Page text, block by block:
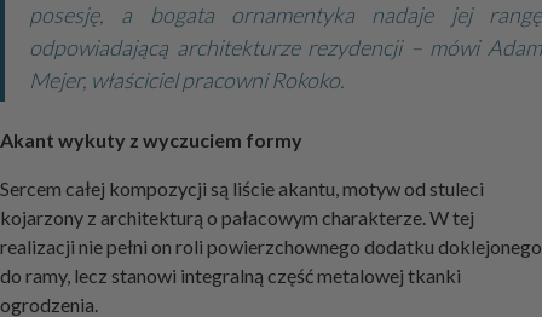
posesję, a bogata ornamentyka nadaje jej rangę
odpowiadającą architekturze rezydencji – mówi Adam
Mejer, właściciel pracowni Rokoko.
Akant wykuty z wyczuciem formy
Sercem całej kompozycji są liście akantu, motyw od stuleci
kojarzony z architekturą o pałacowym charakterze. W tej
realizacji nie pełni on roli powierzchownego dodatku doklejonego
do ramy, lecz stanowi integralną część metalowej tkanki
ogrodzenia.